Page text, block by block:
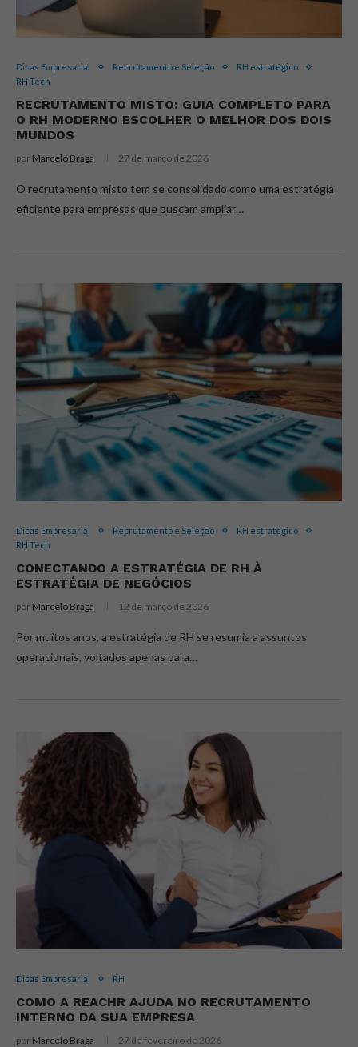
Dicas Empresarial Recrutamento e Seleção
RH estratégico
RH Tech
RECRUTAMENTO MISTO: GUIA COMPLETO PARA
O RH MODERNO ESCOLHER O MELHOR DOS DOIS
MUNDOS
por Marcelo Braga 27 de março de 2026
O recrutamento misto tem se consolidado como uma estratégia
eficiente para empresas que buscam ampliar…
Dicas Empresarial Recrutamento e Seleção
RH estratégico
RH Tech
CONECTANDO A ESTRATÉGIA DE RH À
ESTRATÉGIA DE NEGÓCIOS
por Marcelo Braga 12 de março de 2026
Por muitos anos, a estratégia de RH se resumia a assuntos
operacionais, voltados apenas para…
Dicas Empresarial RH
COMO A REACHR AJUDA NO RECRUTAMENTO
INTERNO DA SUA EMPRESA
por Marcelo Braga 27 de fevereiro de 2026